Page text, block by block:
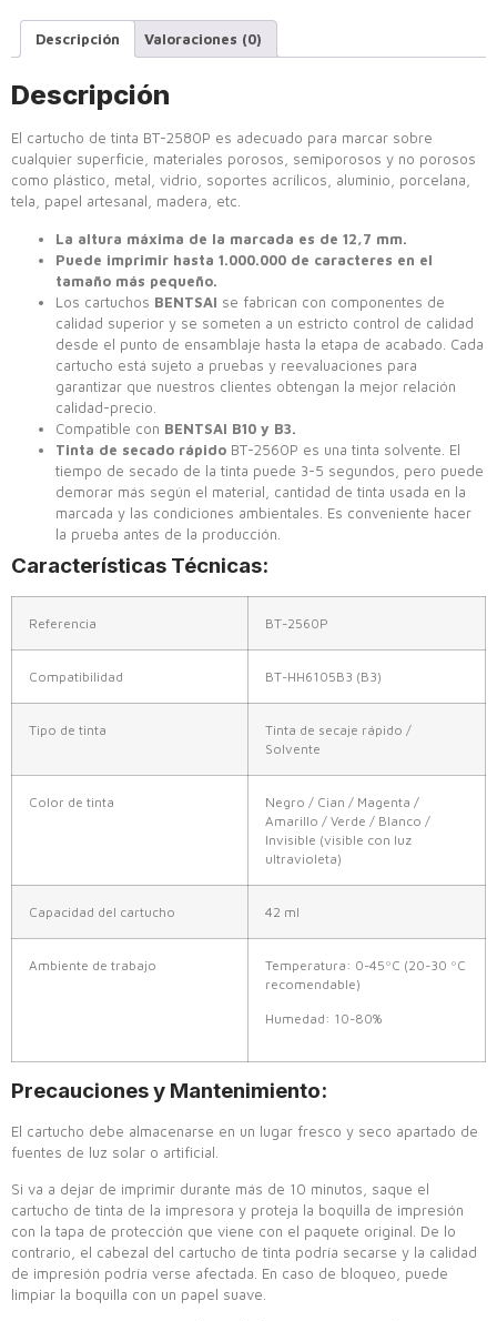
Descripción Valoraciones (0)
Descripción
El cartucho de tinta BT-2580P es adecuado para marcar sobre
cualquier superficie, materiales porosos, semiporosos y no porosos
como plástico, metal, vidrio, soportes acrílicos, aluminio, porcelana,
tela, papel artesanal, madera, etc.
La altura máxima de la marcada es de 12,7 mm.
Puede imprimir hasta 1.000.000 de caracteres en el
tamaño más pequeño.
Los cartuchos BENTSAI se fabrican con componentes de
calidad superior y se someten a un estricto control de calidad
desde el punto de ensamblaje hasta la etapa de acabado. Cada
cartucho está sujeto a pruebas y reevaluaciones para
garantizar que nuestros clientes obtengan la mejor relación
calidad-precio.
Compatible con BENTSAI B10 y B3.
Tinta de secado rápido BT-2560P es una tinta solvente. El
tiempo de secado de la tinta puede 3-5 segundos, pero puede
demorar más según el material, cantidad de tinta usada en la
marcada y las condiciones ambientales. Es conveniente hacer
la prueba antes de la producción.
Características Técnicas:
Referencia BT-2560P
Compatibilidad BT-HH6105B3 (B3)
Tipo de tinta
Tinta de secaje rápido /
Solvente
Color de tinta
Negro / Cian / Magenta /
Amarillo / Verde / Blanco /
Invisible (visible con luz
ultravioleta)
Capacidad del cartucho 42 ml
Ambiente de trabajo
Temperatura: 0-45ºC (20-30 ºC
recomendable)
Humedad: 10-80%
Precauciones y Mantenimiento:
El cartucho debe almacenarse en un lugar fresco y seco apartado de
fuentes de luz solar o artificial.
Si va a dejar de imprimir durante más de 10 minutos, saque el
cartucho de tinta de la impresora y proteja la boquilla de impresión
con la tapa de protección que viene con el paquete original. De lo
contrario, el cabezal del cartucho de tinta podría secarse y la calidad
de impresión podría verse afectada. En caso de bloqueo, puede
limpiar la boquilla con un papel suave.